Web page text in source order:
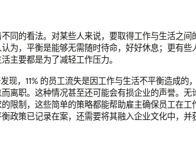
同的看法。对某些人来说，要取得工作与生活之间
为，平衡是能够无需随时待命，好好休息；更有些
主要都是为了减轻工作压力。
现，11% 的员工流失是因工作与生活不平衡造成
离职。这种情况甚至还可能会有损企业的声誉。
限制，这些简单的策略都能帮助雇主确保员工在工
政策已记录在案，还需要将其融入企业文化中，并